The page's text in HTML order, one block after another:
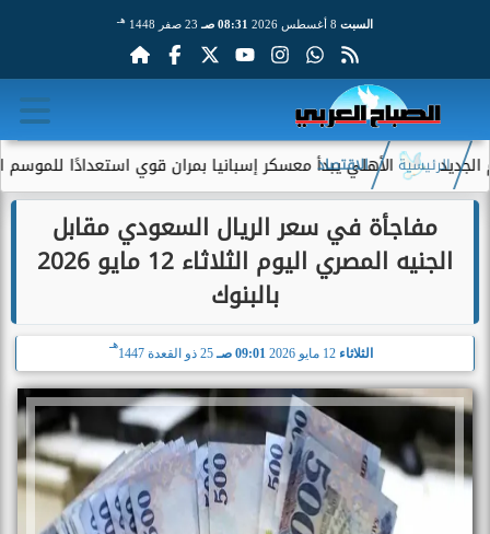
السبت 08:31 صـ 23 صفر 1448 هـ
الأهلي يبدأ معسكر إسبانيا بمران قوي استعدادًا للموسم الجديد
الرئيسية الاقتصاد
مفاجأة في سعر الريال السعودي مقابل
الجنيه المصري اليوم الثلاثاء 12 مايو 2026
بالبنوك
الثلاثاء 12 مايو 2026 09:01 صـ 25 ذو القعدة 1447
هـ